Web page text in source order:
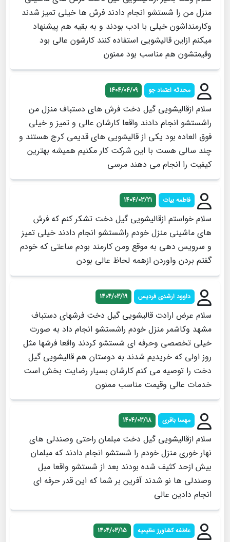
منزل من را شستشو انجام دادند فرش ها خیلی تمیز شدند
وکارمنداشون خیلی با ادب بودند و به بقیه هم پیشنهاد
میکنم ازاین قالیشویی استفاده کنند کارشون عالی بود
وقیمتشون هم مناسب بود ممنون
محدثه اعتماد جو 1404/04/09
سلام ازقالیشویی گیل دخت فرش های دستباف منزل من
راشستشو انجام دادند واقعا کارشان عالی و تمیز و خیلی
فوق العاده بود یکی از قالیشویی های قدیمی کرج هستند و
چند سالی هست با این شرکت کار مکنیم همیشه بهترین
کیفیت را انجام می دهند مرسی
فاطمه بیات 1404/03/21
سلام خواستم ازقالیشویی گیل دخت تشکر کنم که فرش
های ماشینی منزل خودم راشستشو انجام دادند خیلی تمیز
و سرویس دهی به موقع ومن کارمند بودم ساعتی که خودم
گفتم بردن واوردن ازهمه لحاظ عالی بودن
داوود ارشدی فردیس 1404/03/19
سلام عرض ارادت قالیشویی گیل دخت فرشهای دستباف
مشهد وکاشمر منزل خودم راشستشو انجام داد به صورت
خیلی تخصصی وحرفه ای شستشو کردند واقعا فرشها مثل
روز اولی که خریدیم شدند به دوستان هم قالیشویی گیل
دخت را توصیه می کنم کارشان بسیار رضایت بخش است
خدمات عالی وقیمت مناسب ممنون
مهسا باقری 1404/03/18
سلام ازقالیشویی گیل دخت مبلمان راحتی وصندلی های
نهار خوری منزل خودم را شستشو انجام دادند که مبلمان
بیش ازحد کثیف شده بودند بعد از شستشو واقعا مبل
وصندلی ها نو شدند آفرین بر شما که این قدر حرفه ای
انجام دادین عالی
عاطفه کشاورز عظیمیه 1404/03/15